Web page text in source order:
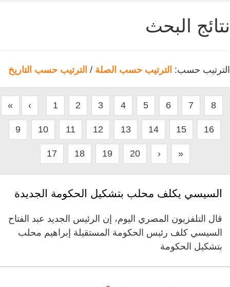
نتائج البحث
الترتيب حسب: الترتيب حسب الصلة / الترتيب حسب التاريخ
« ‹ 1 2 3 4 5 6 7 8
9 10 11 12 13 14 15 16
17 18 19 20 › »
السيسي يكلف محلب بتشكيل الحكومة الجديدة
قال التلفزيون المصري اليوم، إن الرئيس الجديد عبد الفتاح
السيسي كلف رئيس الحكومة المستقيلة إبراهيم محلب
بتشكيل الحكومة